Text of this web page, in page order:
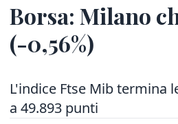
Borsa: Milano
(-0,56%)
L'indice Ftse Mib termina
a 49.893 punti